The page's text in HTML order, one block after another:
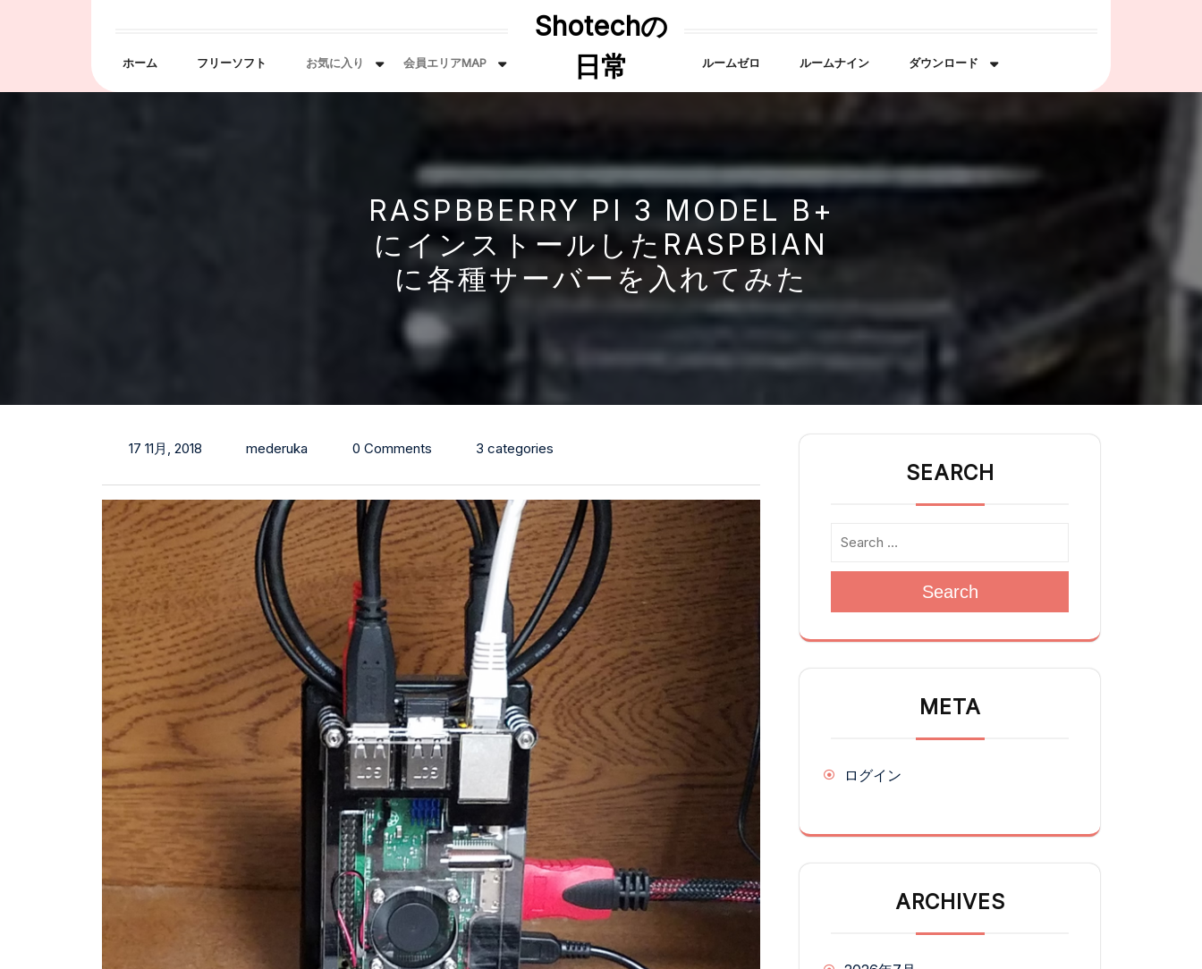
ホーム フリーソフト お気に入り 会員エリアMAP
Shotechの
日常
ルームゼロ ルームナイン ダウンロード
RASPBBERRY PI 3 MODEL B+
にインストールしたRASPBIAN
に各種サーバーを入れてみた
17 11月, 2018 mederuka 0 Comments 3 categories
SEARCH
Search
META
ログイン
ARCHIVES